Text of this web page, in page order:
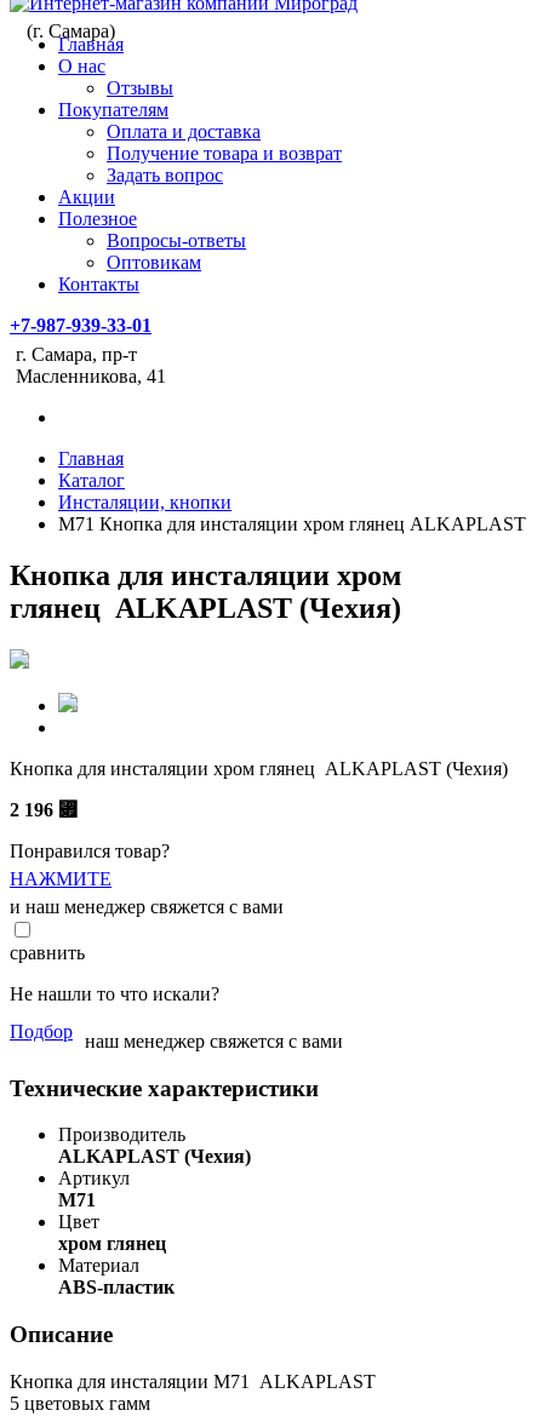
(г. Самара)
Главная
О нас
Отзывы
Покупателям
Оплата и доставка
Получение товара и возврат
Задать вопрос
Акции
Полезное
Вопросы-ответы
Оптовикам
Контакты
+7-987-939-33-01
г. Самара, пр-т
Масленникова, 41
Главная
Каталог
Инсталяции, кнопки
M71 Кнопка для инсталяции хром глянец ALKAPLAST
Кнопка для инсталяции хром
глянец ALKAPLAST (Чехия)
Кнопка для инсталяции хром глянец ALKAPLAST (Чехия)
2 196 ⃏
Понравился товар?
НАЖМИТЕ
и наш менеджер свяжется с вами
сравнить
Не нашли то что искали?
Подбор наш менеджер свяжется с вами
Технические характеристики
Производитель
ALKAPLAST (Чехия)
Артикул
M71
Цвет
хром глянец
Материал
ABS-пластик
Описание
Кнопка для инсталяции M71 ALKAPLAST
5 цветовых гамм